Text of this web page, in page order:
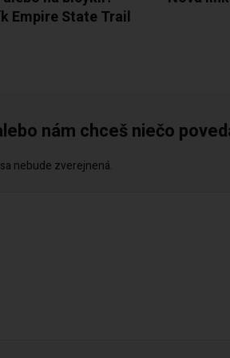
Empire State Trail
nám chceš niečo
nebude zverejnená.